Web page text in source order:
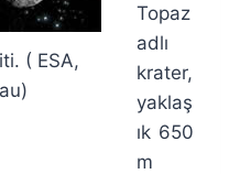
( ESA,
Topaz
adlı
krater,
yaklaş
ık 650
m